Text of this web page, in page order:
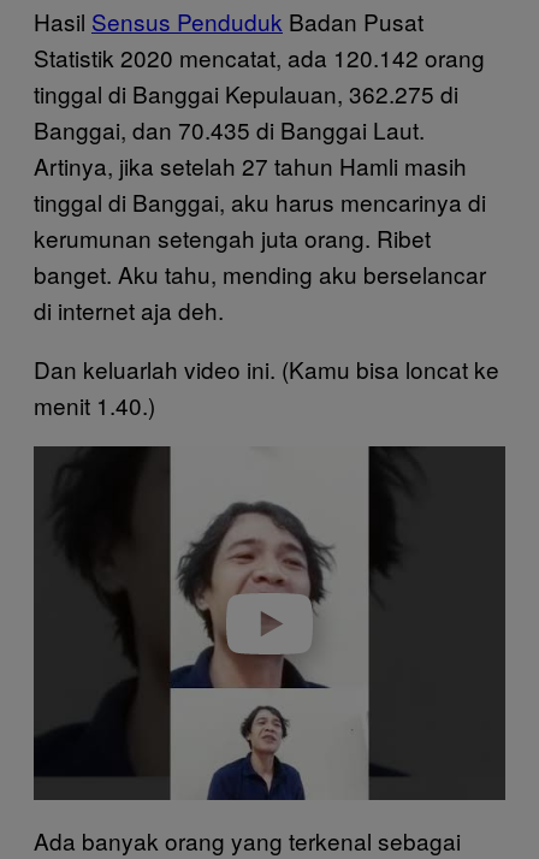
Hasil Sensus Penduduk Badan Pusat
Statistik 2020 mencatat, ada 120.142 orang
tinggal di Banggai Kepulauan, 362.275 di
Banggai, dan 70.435 di Banggai Laut.
Artinya, jika setelah 27 tahun Hamli masih
tinggal di Banggai, aku harus mencarinya di
kerumunan setengah juta orang. Ribet
banget. Aku tahu, mending aku berselancar
di internet aja deh.
Dan keluarlah video ini. (Kamu bisa loncat ke
menit 1.40.)
Play video
Ada banyak orang yang terkenal sebagai